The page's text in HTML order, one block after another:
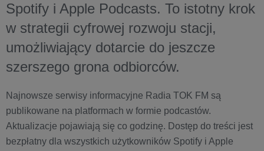
Spotify i Apple Podcasts. To istotny krok
w strategii cyfrowej rozwoju stacji,
umożliwiający dotarcie do jeszcze
szerszego grona odbiorców.
Najnowsze serwisy informacyjne Radia TOK FM są
publikowane na platformach w formie podcastów.
Aktualizacje pojawiają się co godzinę. Dostęp do treści jest
bezpłatny dla wszystkich użytkowników Spotify i Apple